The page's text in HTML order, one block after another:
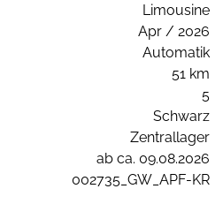
Limousine
Apr / 2026
Automatik
51 km
5
Schwarz
Zentrallager
ab ca. 09.08.2026
002735_GW_APF-KR